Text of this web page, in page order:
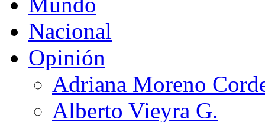
Nacional
Opinión
Adriana Moreno
Alberto Vieyra G.